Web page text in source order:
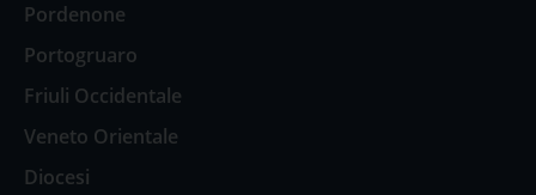
Pordenone
Portogruaro
Friuli Occidentale
Veneto Orientale
Diocesi